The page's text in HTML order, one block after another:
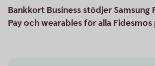
Bankkort Business stödjer Samsung
Pay och wearables för alla